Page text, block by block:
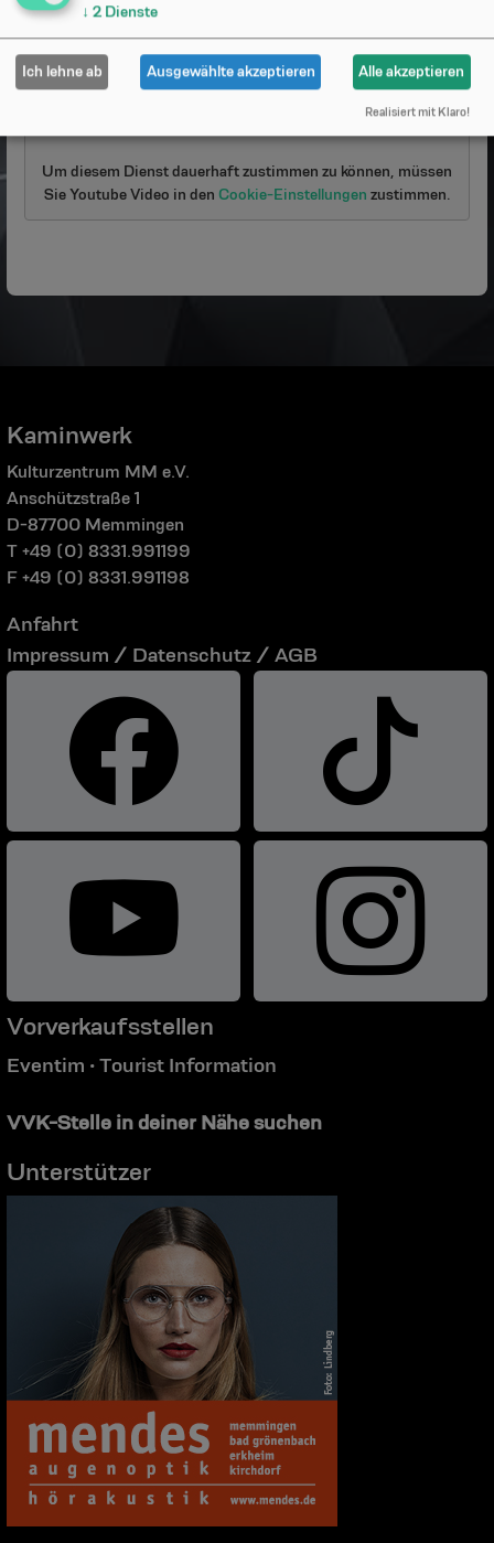
Möchten Sie vonYoutube Videobereitgestellte externe
Inhalte laden?
Um diesem Dienst dauerhaft zustimmen zu können, müssen
SieYoutube Video in den Cookie-Einstellungen zustimmen.
Kaminwerk
Kulturzentrum MM e.V.
Anschützstraße 1
D-87700 Memmingen
T +49 (0) 8331.991199
F +49 (0) 8331.991198
Anfahrt
Impressum / Datenschutz / AGB
Vorverkaufsstellen
Eventim • Tourist Information
VVK-Stelle in deiner Nähe suchen
Unterstützer
↓ 2 Dienste
Ich lehne ab Ausgewählte akzeptieren Alle akzeptieren
Realisiert mit Klaro!